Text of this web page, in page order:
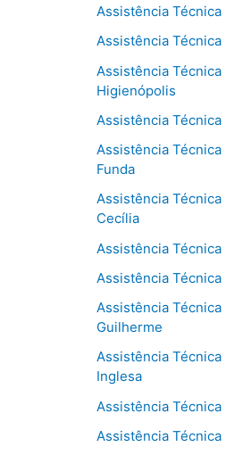
Assistência Técnica
Assistência Técnica
Assistência Técnica
Higienópolis
Assistência
Assistência Técnica
Funda
Assistência Técnica
Cecília
Assistência
Assistência
Assistência
Guilherme
Assistência
Inglesa
Assistência
Assistência